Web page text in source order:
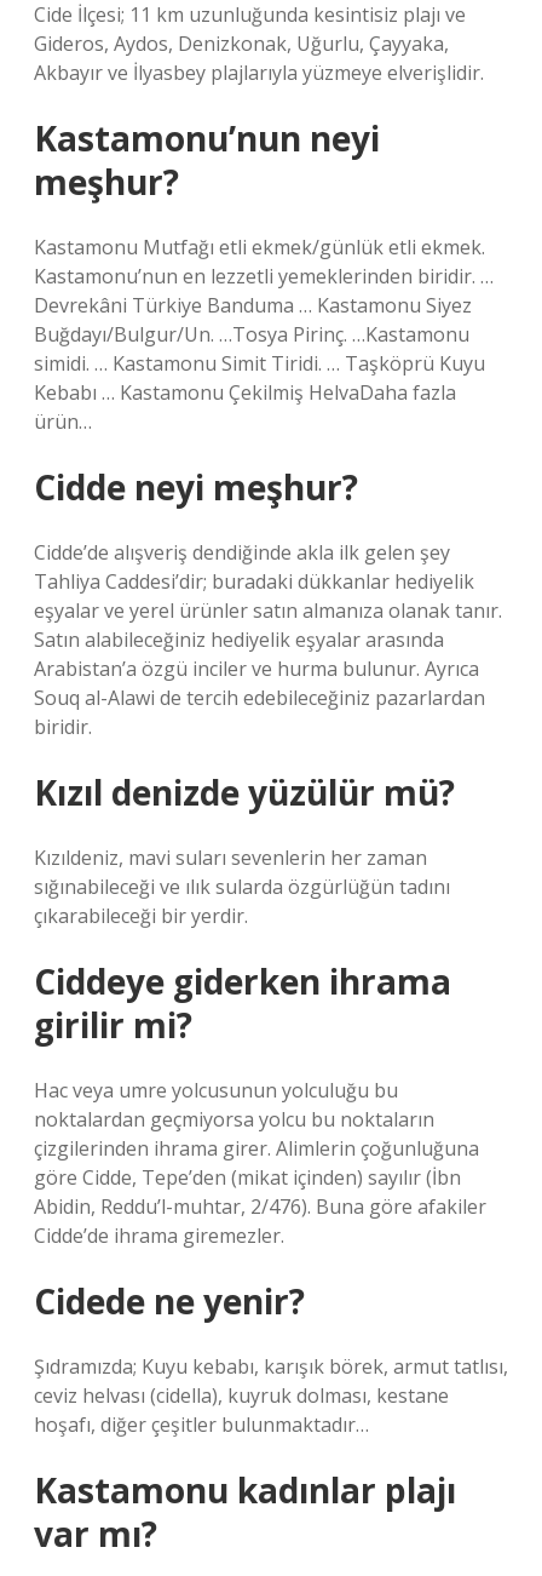
Cide İlçesi; 11 km uzunluğunda kesintisiz plajı ve
Gideros, Aydos, Denizkonak, Uğurlu, Çayyaka,
Akbayır ve İlyasbey plajlarıyla yüzmeye elverişlidir.
Kastamonu’nun neyi
meşhur?
Kastamonu Mutfağı etli ekmek/günlük etli ekmek.
Kastamonu’nun en lezzetli yemeklerinden biridir. …
Devrekâni Türkiye Banduma … Kastamonu Siyez
Buğdayı/Bulgur/Un. …Tosya Pirinç. …Kastamonu
simidi. … Kastamonu Simit Tiridi. … Taşköprü Kuyu
Kebabı … Kastamonu Çekilmiş HelvaDaha fazla
ürün…
Cidde neyi meşhur?
Cidde’de alışveriş dendiğinde akla ilk gelen şey
Tahliya Caddesi’dir; buradaki dükkanlar hediyelik
eşyalar ve yerel ürünler satın almanıza olanak tanır.
Satın alabileceğiniz hediyelik eşyalar arasında
Arabistan’a özgü inciler ve hurma bulunur. Ayrıca
Souq al-Alawi de tercih edebileceğiniz pazarlardan
biridir.
Kızıl denizde yüzülür mü?
Kızıldeniz, mavi suları sevenlerin her zaman
sığınabileceği ve ılık sularda özgürlüğün tadını
çıkarabileceği bir yerdir.
Ciddeye giderken ihrama
girilir mi?
Hac veya umre yolcusunun yolculuğu bu
noktalardan geçmiyorsa yolcu bu noktaların
çizgilerinden ihrama girer. Alimlerin çoğunluğuna
göre Cidde, Tepe’den (mikat içinden) sayılır (İbn
Abidin, Reddu’l-muhtar, 2/476). Buna göre afakiler
Cidde’de ihrama giremezler.
Cidede ne yenir?
Şıdramızda; Kuyu kebabı, karışık börek, armut tatlısı,
ceviz helvası (cidella), kuyruk dolması, kestane
hoşafı, diğer çeşitler bulunmaktadır…
Kastamonu kadınlar plajı
var mı?